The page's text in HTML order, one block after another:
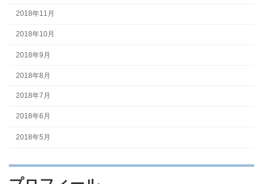
2018年11月
2018年10月
2018年9月
2018年8月
2018年7月
2018年6月
2018年5月